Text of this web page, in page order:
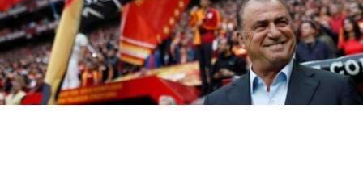
Çankırı
Çorum
Denizli